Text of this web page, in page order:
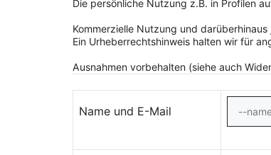
Die persönliche Nutzung z.B. in Profilen
Kommerzielle Nutzung und
Ein Urheberrechtshinweis halten wir für
Ausnahmen vorbehalten (siehe auch
Name und E-Mail